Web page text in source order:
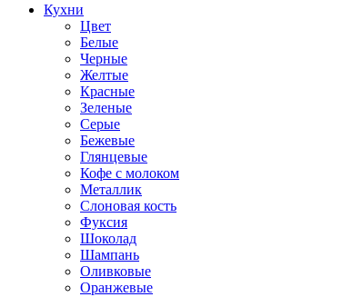
Кухни
Цвет
Белые
Черные
Желтые
Красные
Зеленые
Серые
Бежевые
Глянцевые
Кофе с молоком
Металлик
Слоновая кость
Фуксия
Шоколад
Шампань
Оливковые
Оранжевые